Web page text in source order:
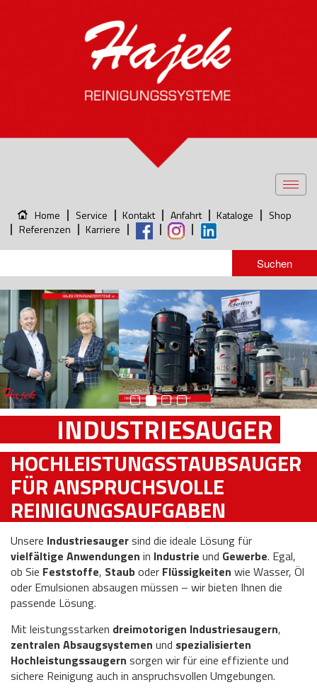
Home Service Kontakt Anfahrt Kataloge
Shop
Referenzen
Karriere
INDUSTRIESAUGER
HOCHLEISTUNGSSTAUBSAUGER
FÜR ANSPRUCHSVOLLE
REINIGUNGSAUFGABEN
Unsere Industriesaugersind die ideale Lösung für
vielfältige Anwendungen in Industrie und Gewerbe. Egal,
ob Sie Feststoffe, Stauboder Flüssigkeiten wie Wasser, Öl
oder Emulsionen absaugen müssen – wir bieten Ihnen die
passende Lösung.
Mit leistungsstarken dreimotorigen Industriesaugern,
zentralen Absaugsystemen und spezialisierten
Hochleistungssaugern sorgen wir für eine effiziente und
sichere Reinigung auch in anspruchsvollen Umgebungen.